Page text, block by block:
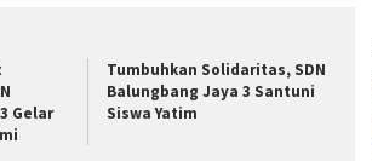
Gelar
Tumbuhkan Solidaritas, SDN
Balungbang Jaya 3 Santuni
Siswa Yatim